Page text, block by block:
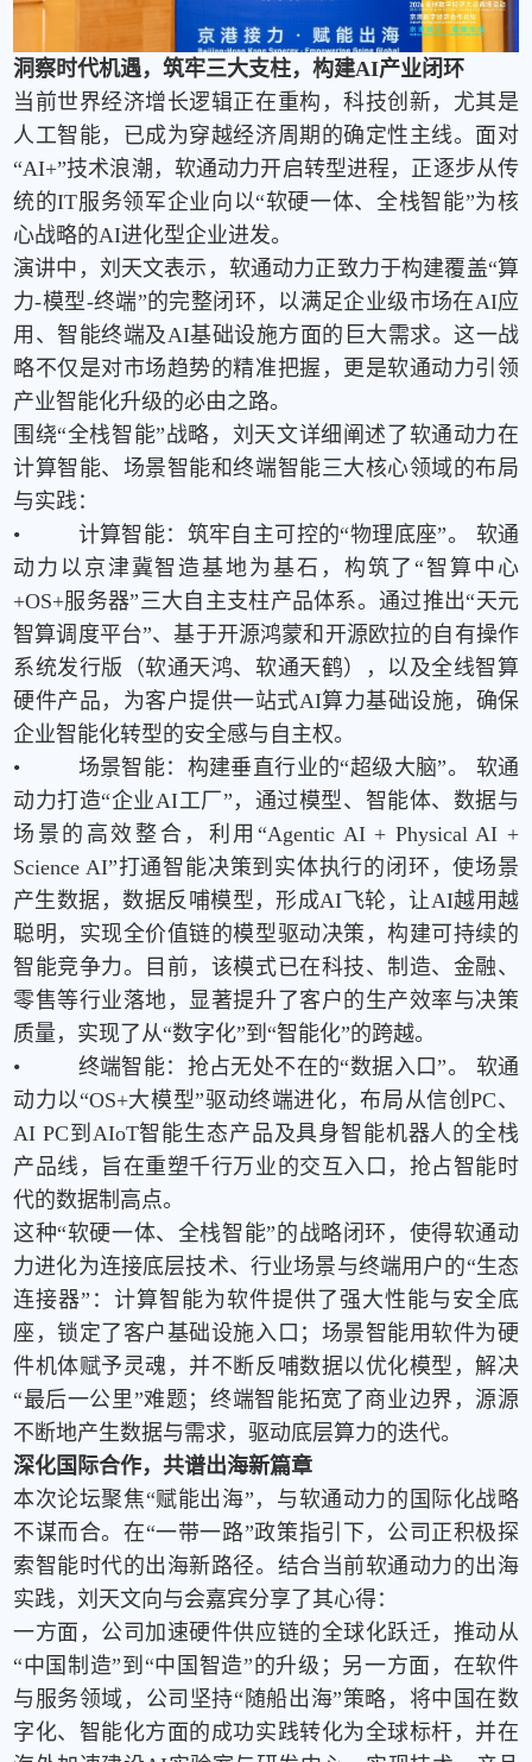
洞察时代机遇，筑牢三大支柱，构建AI产业闭环
当前世界经济增长逻辑正在重构，科技创新，尤其是
人工智能，已成为穿越经济周期的确定性主线。面对
“AI+”技术浪潮，软通动力开启转型进程，正逐步从传
统的IT服务领军企业向以“软硬一体、全栈智能”为核
心战略的AI进化型企业进发。
演讲中，刘天文表示，软通动力正致力于构建覆盖“算
力-模型-终端”的完整闭环，以满足企业级市场在AI应
用、智能终端及AI基础设施方面的巨大需求。这一战
略不仅是对市场趋势的精准把握，更是软通动力引领
产业智能化升级的必由之路。
围绕“全栈智能”战略，刘天文详细阐述了软通动力在
计算智能、场景智能和终端智能三大核心领域的布局
与实践：
• 计算智能：筑牢自主可控的“物理底座”。 软通
动力以京津冀智造基地为基石，构筑了 “智算中心
+OS+服务器” 三大自主支柱产品体系。通过推出“天元
智算调度平台”、基于开源鸿蒙和开源欧拉的自有操作
系统发行版（软通天鸿、软通天鹤），以及全线智算
硬件产品，为客户提供一站式AI算力基础设施，确保
企业智能化转型的安全感与自主权。
• 场景智能：构建垂直行业的“超级大脑”。 软通
动力打造“企业AI工厂” ，通过模型、智能体、数据与
场景的高效整合，利用 “Agentic AI + Physical AI +
Science AI”打通智能决策到实体执行的闭环，使场景
产生数据，数据反哺模型，形成AI飞轮，让 AI越用越
聪明，实现全价值链的模型驱动决策，构建可持续的
智能竞争力。目前，该模式已在科技、制造、金融、
零售等行业落地，显著提升了客户的生产效率与决策
质量，实现了从“数字化”到 “智能化”的跨越。
• 终端智能：抢占无处不在的“数据入口”。 软通
动力以“OS+大模型”驱动终端进化，布局从信创PC、
AI PC到 AIoT智能生态产品及具身智能机器人的全栈
产品线，旨在重塑千行万业的交互入口，抢占智能时
代的数据制高点。
这种“软硬一体、全栈智能”的战略闭环，使得软通动
力进化为连接底层技术、行业场景与终端用户的“生态
连接器” ：计算智能为软件提供了强大性能与安全底
座，锁定了客户基础设施入口；场景智能用软件为硬
件机体赋予灵魂，并不断反哺数据以优化模型，解决
“最后一公里”难题；终端智能拓宽了商业边界，源源
不断地产生数据与需求，驱动底层算力的迭代。
深化国际合作，共谱出海新篇章
本次论坛聚焦“赋能出海”，与软通动力的国际化战略
不谋而合。在“一带一路”政策指引下，公司正积极探
索智能时代的出海新路径。结合当前软通动力的出海
实践，刘天文向与会嘉宾分享了其心得：
一方面，公司加速硬件供应链的全球化跃迁，推动从
“中国制造”到“中国智造”的升级；另一方面，在软件
与服务领域，公司坚持“随船出海”策略，将中国在数
字化、智能化方面的成功实践转化为全球标杆，并在